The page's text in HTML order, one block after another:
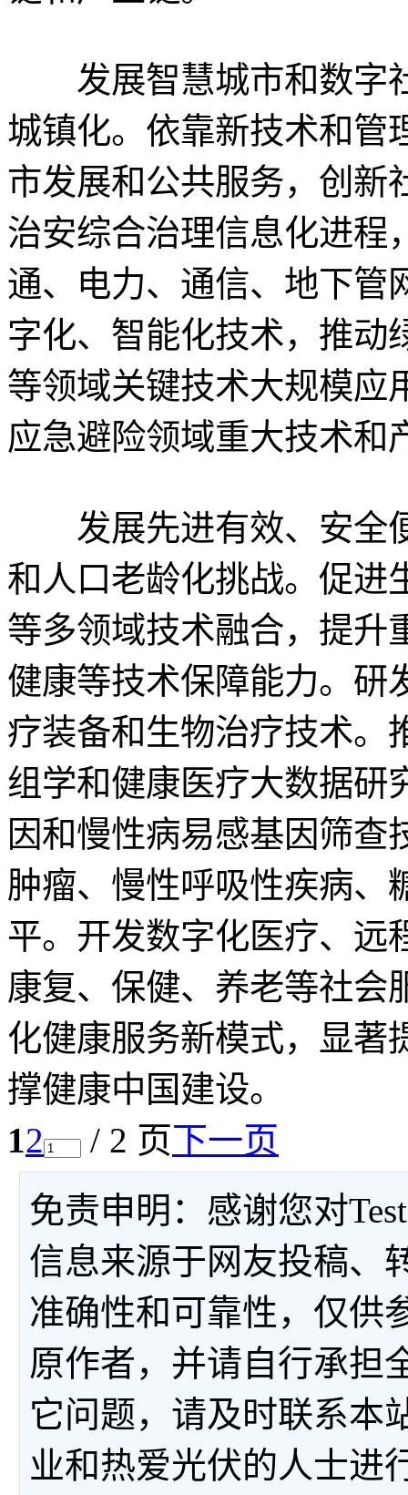
发展智慧城市和数字
城镇化。依靠新技术和管
市发展和公共服务，创新
治安综合治理信息化进程
通、电力、通信、地下管
字化、智能化技术，推动
等领域关键技术大规模应
应急避险领域重大技术和
发展先进有效、安全
和人口老龄化挑战。促进
等多领域技术融合，提升
健康等技术保障能力。研
疗装备和生物治疗技术。
组学和健康医疗大数据研
因和慢性病易感基因筛
肿瘤、慢性呼吸性疾病、
平。开发数字化医疗、远
康复、保健、养老等社会
化健康服务新模式，显著
撑健康中国建设。
12 / 2 页下一页
免责申明：感谢您对
信息来源于网友投稿、
准确性和可靠性，仅供
原作者，并请自行承担
它问题，请及时联系本
业和热爱光伏的人士进